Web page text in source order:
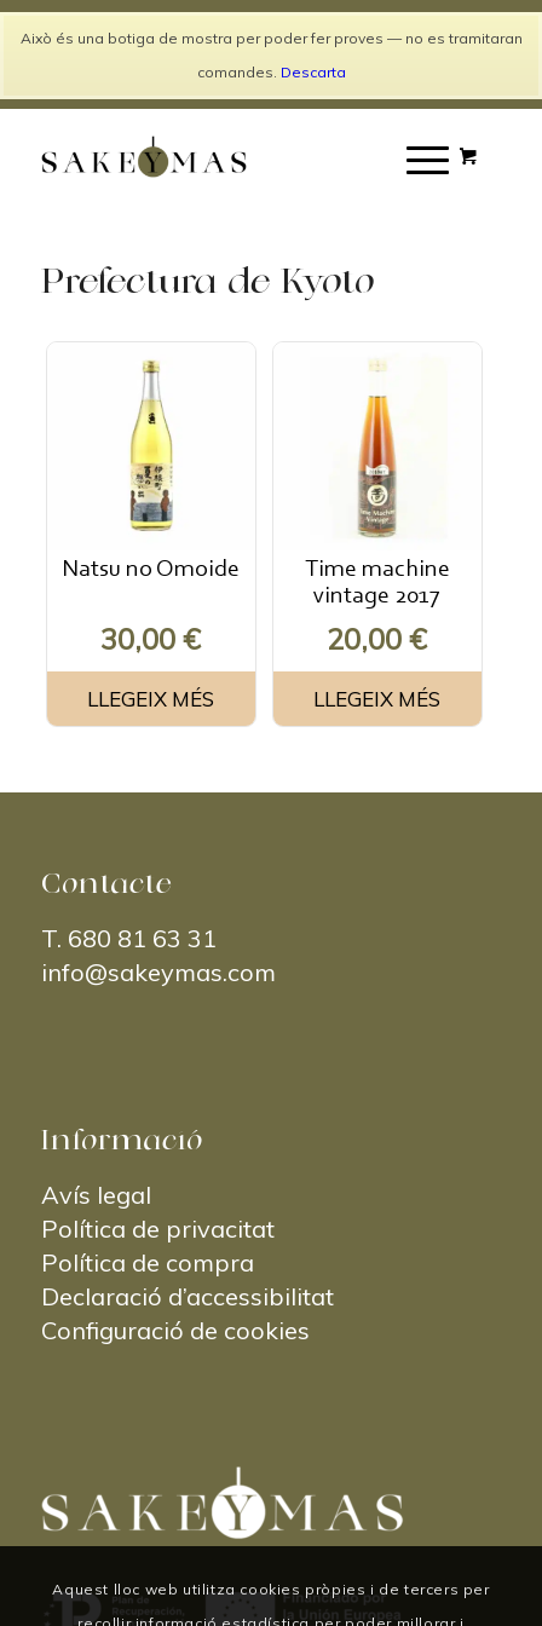
Això és una botiga de mostra per poder fer proves — no es tramitaran
comandes. Descarta
Català
Español
Prefectura de Kyoto
Natsu no Omoide
30,00€
LLEGEIX MÉS
Time machine
vintage 2017
20,00€
LLEGEIX MÉS
Contacte
T. 680 81 63 31
info@sakeymas.com
Informació
Avís legal
Política de privacitat
Política de compra
Declaració d’accessibilitat
Configuració de cookies
Aquest lloc web utilitza cookies pròpies i de tercers per